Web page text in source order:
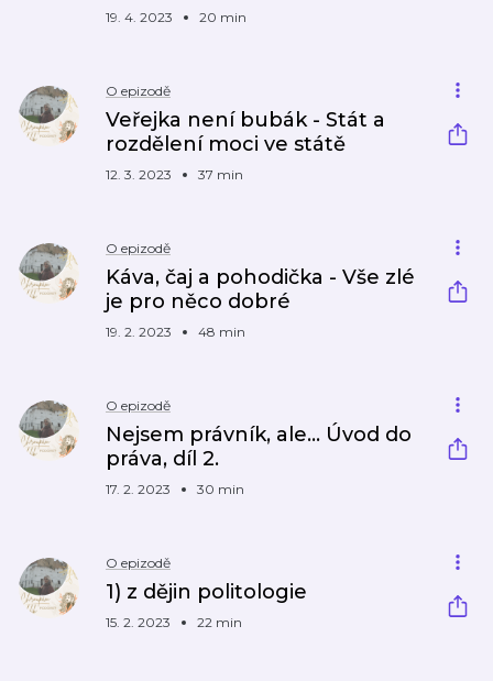
19. 4. 2023 20 min
O epizodě
Veřejka není bubák - Stát a
rozdělení moci ve státě
12. 3. 2023 37 min
O epizodě
Káva, čaj a pohodička - Vše zlé
je pro něco dobré
19. 2. 2023 48 min
O epizodě
Nejsem právník, ale... Úvod do
práva, díl 2.
17. 2. 2023 30 min
O epizodě
1) z dějin politologie
15. 2. 2023 22 min